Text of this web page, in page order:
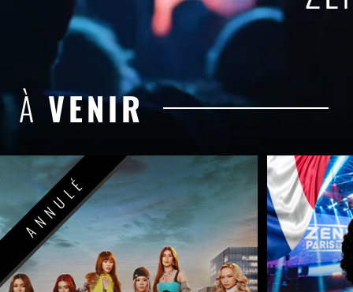
ÀVENIR
ANNULÉ